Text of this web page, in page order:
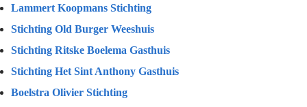
Lammert Koopmans Stichting
Stichting Old Burger Weeshuis
Stichting Ritske Boelema Gasthuis
Stichting Het Sint Anthony Gasthuis
Boelstra Olivier Stichting